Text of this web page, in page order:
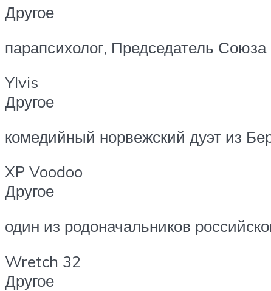
Другое
парапсихолог, Председатель
Ylvis
Другое
комедийный норвежский дуэт из
XP Voodoo
Другое
один из родоначальников
Wretch 32
Другое